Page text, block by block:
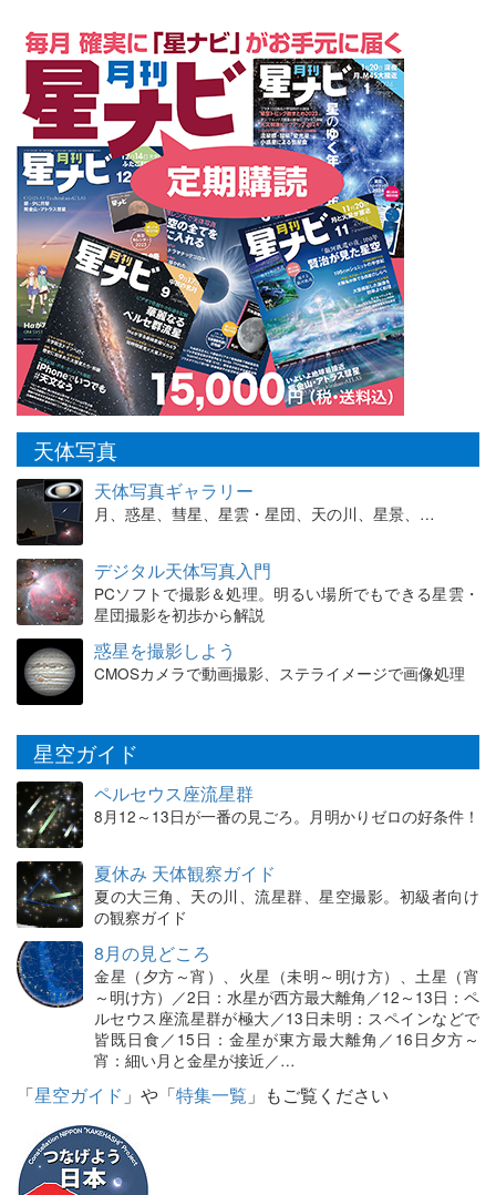
天体写真
天体写真ギャラリー
月、惑星、彗星、星雲・星団、天の川、星景、…
デジタル天体写真入門
PCソフトで撮影＆処理。明るい場所でもできる星雲・
星団撮影を初歩から解説
惑星を撮影しよう
CMOSカメラで動画撮影、ステライメージで画像処理
星空ガイド
ペルセウス座流星群
8月12～13日が一番の見ごろ。月明かりゼロの好条件！
夏休み 天体観察ガイド
夏の大三角、天の川、流星群、星空撮影。初級者向け
の観察ガイド
8月の見どころ
金星（夕方～宵）、火星（未明～明け方）、土星（宵
～明け方）／2日：水星が西方最大離角／12～13日：ペ
ルセウス座流星群が極大／13日未明：スペインなどで
皆既日食／15日：金星が東方最大離角／16日夕方～
宵：細い月と金星が接近／…
「星空ガイド 」や「特集一覧 」もご覧ください